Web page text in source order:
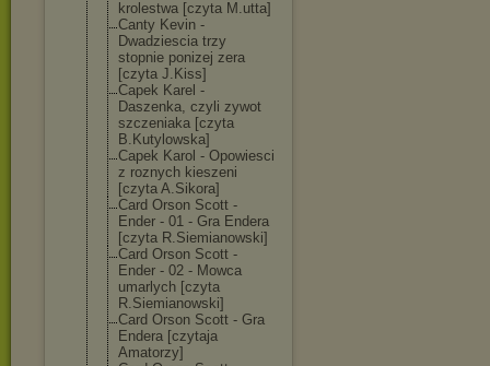
krolestwa [czyta M.utta]
Canty Kevin -
Dwadziescia trzy
stopnie ponizej zera
[czyta J.Kiss]
Capek Karel -
Daszenka, czyli zywot
szczeniaka [czyta
B.Kutylowska]
Capek Karol - Opowiesci
z roznych kieszeni
[czyta A.Sikora]
Card Orson Scott -
Ender - 01 - Gra Endera
[czyta R.Siemianowski]
Card Orson Scott -
Ender - 02 - Mowca
umarlych [czyta
R.Siemianowski]
Card Orson Scott - Gra
Endera [czytaja
Amatorzy]